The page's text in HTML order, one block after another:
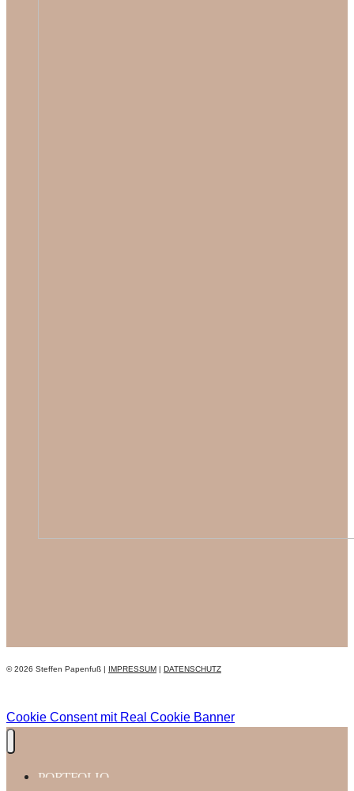
© 2026 Steffen Papenfuß | IMPRESSUM | DATENSCHUTZ
Cookie Consent mit Real Cookie Banner
PORTFOLIO